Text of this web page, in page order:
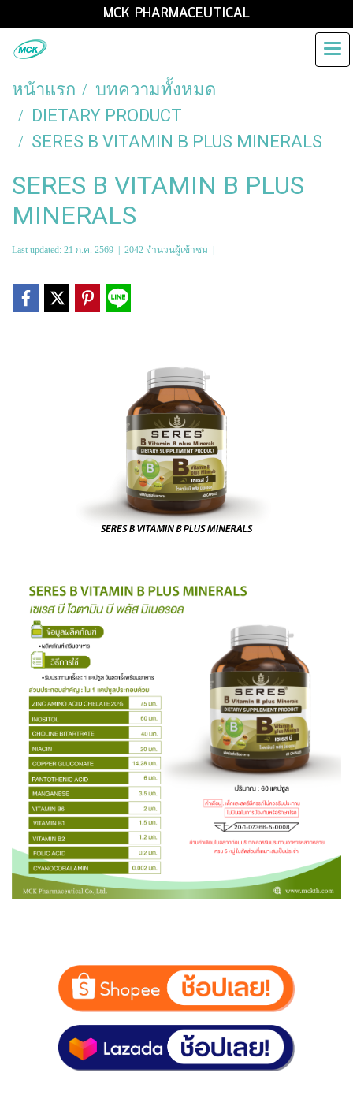
MCK PHARMACEUTICAL
หน้าแรก
บทความทั้งหมด
DIETARY PRODUCT
SERES B VITAMIN B PLUS MINERALS
SERES B VITAMIN B PLUS
MINERALS
Last updated: 21 ก.ค. 2569 2042 จำนวนผู้เข้าชม